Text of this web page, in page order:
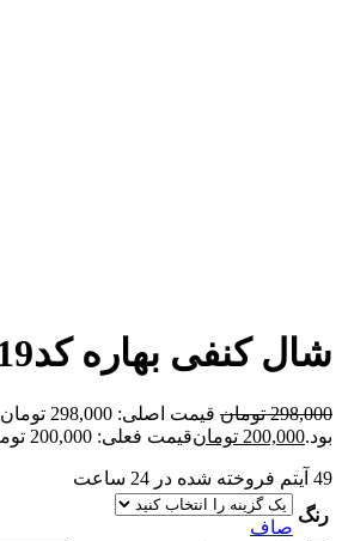
شال کنفی بهاره کد12719
298,000 تومان
قیمت اصلی: 298,000 تومان
بود.200,000 تومانقیمت فعلی: 200,000 تومان.
49 آیتم فروخته شده در 24 ساعت
رنگ
صاف